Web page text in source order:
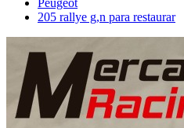
Peugeot
205 rallye g,n para restaurar